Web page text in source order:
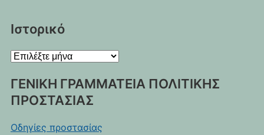
Ιστορικό
Ιστορικό
ΓΕΝΙΚΗ ΓΡΑΜΜΑΤΕΙΑ ΠΟΛΙΤΙΚΗΣ
ΠΡΟΣΤΑΣΙΑΣ
Οδηγίες προστασίας